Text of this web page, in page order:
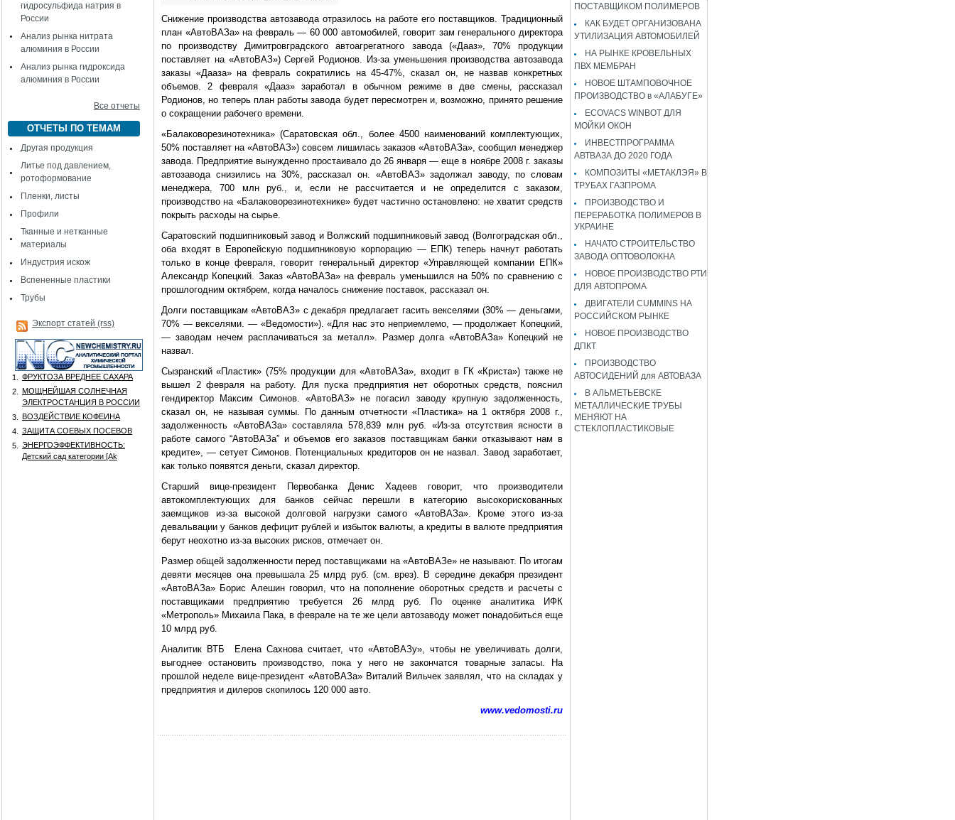
гидросульфида натрия в
России
Анализ рынка нитрата
алюминия в России
Анализ рынка гидроксида
алюминия в России
Все отчеты
ОТЧЕТЫ ПО ТЕМАМ
Другая продукция
Литье под давлением,
ротоформование
Пленки, листы
Профили
Тканные и нетканные
материалы
Индустрия искож
Вспененные пластики
Трубы
Экспорт статей (rss)
1.
ФРУКТОЗА ВРЕДНЕЕ САХАРА
2.
МОЩНЕЙШАЯ СОЛНЕЧНАЯ
ЭЛЕКТРОСТАНЦИЯ В РОССИИ
3.
ВОЗДЕЙСТВИЕ КОФЕИНА
4.
ЗАЩИТА СОЕВЫХ ПОСЕВОВ
5.
ЭНЕРГОЭФФЕКТИВНОСТЬ:
Детский сад категории [Аk
Снижение производства автозавода отразилось на работе его поставщиков. Традиционный
план «АвтоВАЗа» на февраль — 60 000 автомобилей, говорит зам генерального директора
по производству Димитровградского автоагрегатного завода («Дааз», 70% продукции
поставляет на «АвтоВАЗ») Сергей Родионов. Из-за уменьшения производства автозавода
заказы «Дааза» на февраль сократились на 45-47%, сказал он, не назвав конкретных
объемов. 2 февраля «Дааз» заработал в обычном режиме в две смены, рассказал
Родионов, но теперь план работы завода будет пересмотрен и, возможно, принято решение
о сокращении рабочего времени.
«Балаковорезинотехника» (Саратовская обл., более 4500 наименований комплектующих,
50% поставляет на «АвтоВАЗ») совсем лишилась заказов «АвтоВАЗа», сообщил менеджер
завода. Предприятие вынужденно простаивало до 26 января — еще в ноябре 2008 г. заказы
автозавода снизились на 30%, рассказал он. «АвтоВАЗ» задолжал заводу, по словам
менеджера, 700 млн руб., и, если не рассчитается и не определится с заказом,
производство на «Балаковорезинотехнике» будет частично остановлено: не хватит средств
покрыть расходы на сырье.
Саратовский подшипниковый завод и Волжский подшипниковый завод (Волгоградская обл.,
оба входят в Европейскую подшипниковую корпорацию — ЕПК) теперь начнут работать
только в конце февраля, говорит генеральный директор «Управляющей компании ЕПК»
Александр Копецкий. Заказ «АвтоВАЗа» на февраль уменьшился на 50% по сравнению с
прошлогодним октябрем, когда началось снижение поставок, рассказал он.
Долги поставщикам «АвтоВАЗ» с декабря предлагает гасить векселями (30% — деньгами,
70% — векселями. — «Ведомости»). «Для нас это неприемлемо, — продолжает Копецкий,
— заводам нечем расплачиваться за металл». Размер долга «АвтоВАЗа» Копецкий не
назвал.
Сызранский «Пластик» (75% продукции для «АвтоВАЗа», входит в ГК «Криста») также не
вышел 2 февраля на работу. Для пуска предприятия нет оборотных средств, пояснил
гендиректор Максим Симонов. «АвтоВАЗ» не погасил заводу крупную задолженность,
сказал он, не называя суммы. По данным отчетности «Пластика» на 1 октября 2008 г.,
задолженность «АвтоВАЗа» составляла 578,839 млн руб. «Из-за отсутствия ясности в
работе самого “АвтоВАЗа” и объемов его заказов поставщикам банки отказывают нам в
кредите», — сетует Симонов. Потенциальных кредиторов он не назвал. Завод заработает,
как только появятся деньги, сказал директор.
Старший вице-президент Первобанка Денис Хадеев говорит, что производители
автокомплектующих для банков сейчас перешли в категорию высокорискованных
заемщиков из-за высокой долговой нагрузки самого «АвтоВАЗа». Кроме этого из-за
девальвации у банков дефицит рублей и избыток валюты, а кредиты в валюте предприятия
берут неохотно из-за высоких рисков, отмечает он.
Размер общей задолженности перед поставщиками на «АвтоВАЗе» не называют. По итогам
девяти месяцев она превышала 25 млрд руб. (см. врез). В середине декабря президент
«АвтоВАЗа» Борис Алешин говорил, что на пополнение оборотных средств и расчеты с
поставщиками предприятию требуется 26 млрд руб. По оценке аналитика ИФК
«Метрополь» Михаила Пака, в феврале на те же цели автозаводу может понадобиться еще
10 млрд руб.
Аналитик ВТБ Елена Сахнова считает, что «АвтоВАЗу», чтобы не увеличивать долги,
выгоднее остановить производство, пока у него не закончатся товарные запасы. На
прошлой неделе вице-президент «АвтоВАЗа» Виталий Вильчек заявлял, что на складах у
предприятия и дилеров скопилось 120 000 авто.
www.vedomosti.ru
ПОСТАВЩИКОМ ПОЛИМЕРОВ
КАК БУДЕТ ОРГАНИЗОВАНА
УТИЛИЗАЦИЯ АВТОМОБИЛЕЙ
НА РЫНКЕ КРОВЕЛЬНЫХ
ПВХ МЕМБРАН
НОВОЕ ШТАМПОВОЧНОЕ
ПРОИЗВОДСТВО в «АЛАБУГЕ»
ECOVACS WINBOT ДЛЯ
МОЙКИ ОКОН
ИНВЕСТПРОГРАММА
АВТВАЗА ДО 2020 ГОДА
КОМПОЗИТЫ «МЕТАКЛЭЯ» В
ТРУБАХ ГАЗПРОМА
ПРОИЗВОДСТВО И
ПЕРЕРАБОТКА ПОЛИМЕРОВ В
УКРАИНЕ
НАЧАТО СТРОИТЕЛЬСТВО
ЗАВОДА ОПТОВОЛОКНА
НОВОЕ ПРОИЗВОДСТВО РТИ
ДЛЯ АВТОПРОМА
ДВИГАТЕЛИ CUMMINS НА
РОССИЙСКОМ РЫНКЕ
НОВОЕ ПРОИЗВОДСТВО
ДПКТ
ПРОИЗВОДСТВО
АВТОСИДЕНИЙ для АВТОВАЗА
В АЛЬМЕТЬЕВСКЕ
МЕТАЛЛИЧЕСКИЕ ТРУБЫ
МЕНЯЮТ НА
СТЕКЛОПЛАСТИКОВЫЕ